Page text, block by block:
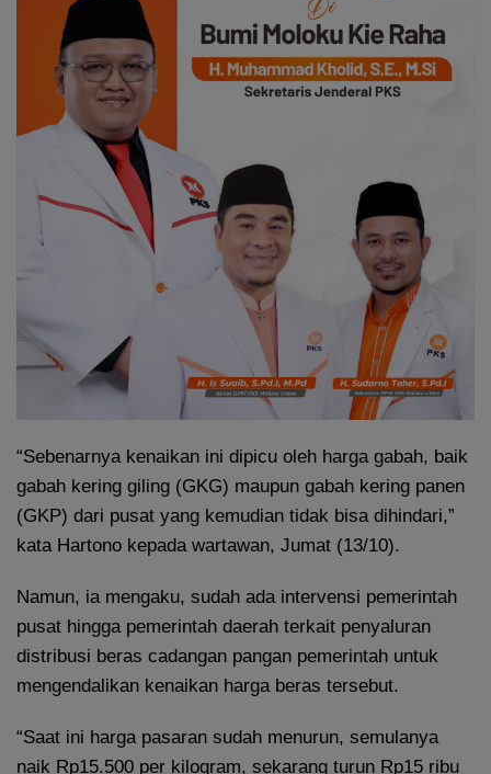
“Sebenarnya kenaikan ini dipicu oleh harga gabah, baik
gabah kering giling (GKG) maupun gabah kering panen
(GKP) dari pusat yang kemudian tidak bisa dihindari,”
kata Hartono kepada wartawan, Jumat (13/10).
Namun, ia mengaku, sudah ada intervensi pemerintah
pusat hingga pemerintah daerah terkait penyaluran
distribusi beras cadangan pangan pemerintah untuk
mengendalikan kenaikan harga beras tersebut.
“Saat ini harga pasaran sudah menurun, semulanya
naik Rp15.500 per kilogram, sekarang turun Rp15 ribu